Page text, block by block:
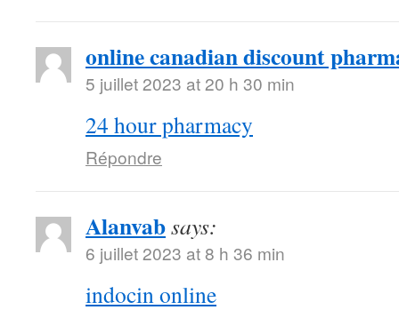
online canadian discount
5 juillet 2023 at 20 h 30 min
24 hour pharmacy
Répondre
Alanvabsays:
6 juillet 2023 at 8 h 36 min
indocin online